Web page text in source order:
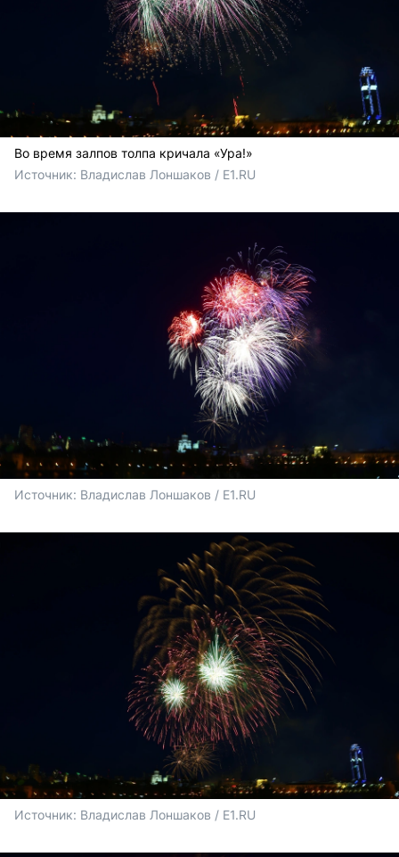
Во время залпов толпа кричала «Ура!»
Источник: Владислав Лоншаков / E1.RU
Источник: Владислав Лоншаков / E1.RU
Источник: Владислав Лоншаков / E1.RU